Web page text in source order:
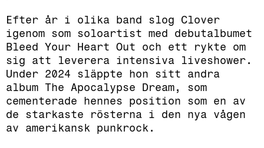
Efter år i olika band slog Clover
igenom som soloartist med debutalbumet
Bleed Your Heart Out och ett rykte om
sig att leverera intensiva liveshower.
Under 2024 släppte hon sitt andra
album The Apocalypse Dream, som
cementerade hennes position som en av
de starkaste rösterna i den nya vågen
av amerikansk punkrock.